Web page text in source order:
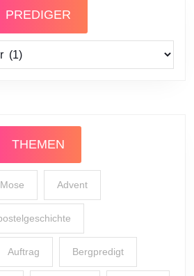
PREDIGER
THEMEN
Advent
Auftrag Bergpredigt